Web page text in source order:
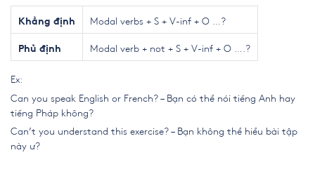
Khẳng định Modal verbs + S + V-inf + O …?
Phủ định Modal verb + not + S + V-inf + O ….?
Ex:
Can you speak English or French? – Bạn có thể nói tiếng Anh hay
tiếng Pháp không?
Can’t you understand this exercise? – Bạn không thể hiểu bài tập
này ư?